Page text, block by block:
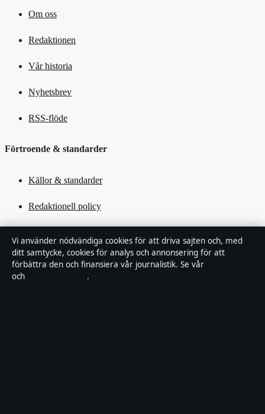
Om oss
Redaktionen
Vår historia
Nyhetsbrev
RSS-flöde
Förtroende & standarder
Källor & standarder
Redaktionell policy
Tillgänglighetsredogörelse
Vi använder nödvändiga cookies för att driva sajten och, med
ditt samtycke, cookies för analys och annonsering för att
förbättra den och finansiera vår journalistik. Se vår
och
.